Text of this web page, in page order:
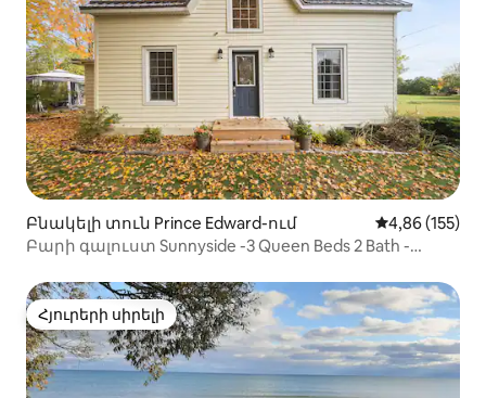
Բնակելի տուն Prince Edward-ում Միջին
4,86 (155)
Բարի գալուստ Sunnyside -3 Queen Beds 2 Bath -
Հյուրերի սիրելի
Հյուրերի սիրելի